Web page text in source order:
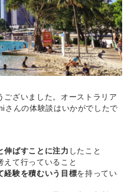
ざいました。オーストラリア
んの体験談はいかがでしたで
伸ばすことに注力 したこと
えて行っていること
経験を積むいう目標を持ってい